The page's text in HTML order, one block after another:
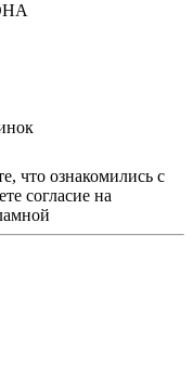
что ознакомились с
согласие на